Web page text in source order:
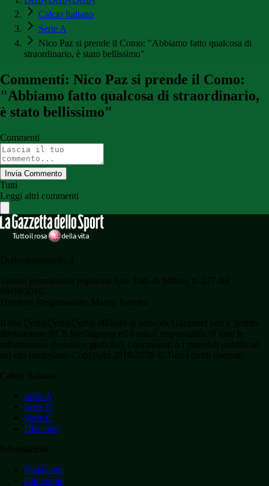
Calcio Italiano
Serie A
Nico Paz si prende il Como: "Abbiamo fatto qualcosa di
straordinario, è stato bellissimo"
Commenti: Nico Paz si prende il Como:
"Abbiamo fatto qualcosa di straordinario,
è stato bellissimo"
Commenti
Invia Commento
Tutti
Leggi altri commenti
Serie A
Serie B
Serie C
Dilettanti
Redazione
Chi Siamo